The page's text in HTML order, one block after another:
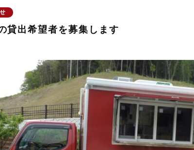
貸出希望者を募集します